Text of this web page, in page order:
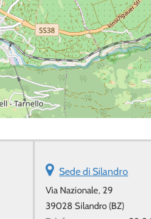
Sede di Silandro
Via Nazionale, 29
39028 Silandro (BZ)